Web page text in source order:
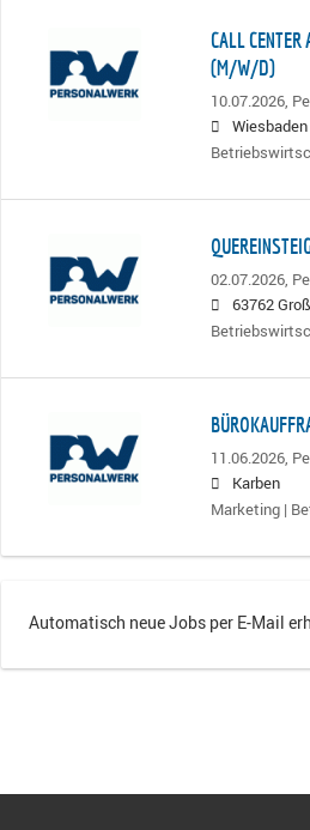
CALL CENTER
(M/W/D)
10.07.2026,
Wiesbaden
02.07.2026,
63762
11.06.2026,
Karben
Marketing |
Automatisch neue Jobs per E-Mail